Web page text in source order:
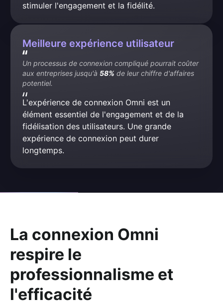
stimuler l'engagement et la fidélité.
Meilleure expérience utilisateur
Un processus de connexion compliqué pourrait coûter
aux entreprises jusqu'à 58% de leur chiffre d'affaires
potentiel.
L'expérience de connexion Omni est un
élément essentiel de l'engagement et de la
fidélisation des utilisateurs. Une grande
expérience de connexion peut durer
longtemps.
La connexion Omni
respire le
professionnalisme et
l'efficacité